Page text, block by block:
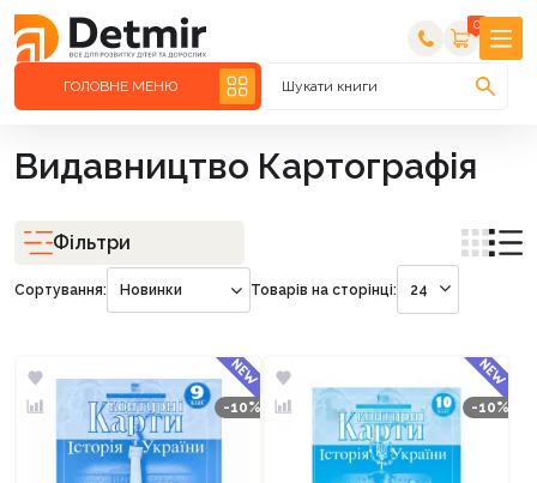
0
ГОЛОВНЕ МЕНЮ Шукати книги
Видавництво Картографія
Фільтри
Сортування: Новинки Товарів на сторінці: 24
-10% -10%